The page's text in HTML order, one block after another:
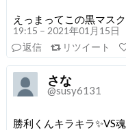
えっまってこの黒マス
19:15 – 2021年01月15日
返信
リツイート
さな
@susy6131
勝利くんキラキラ✨VS